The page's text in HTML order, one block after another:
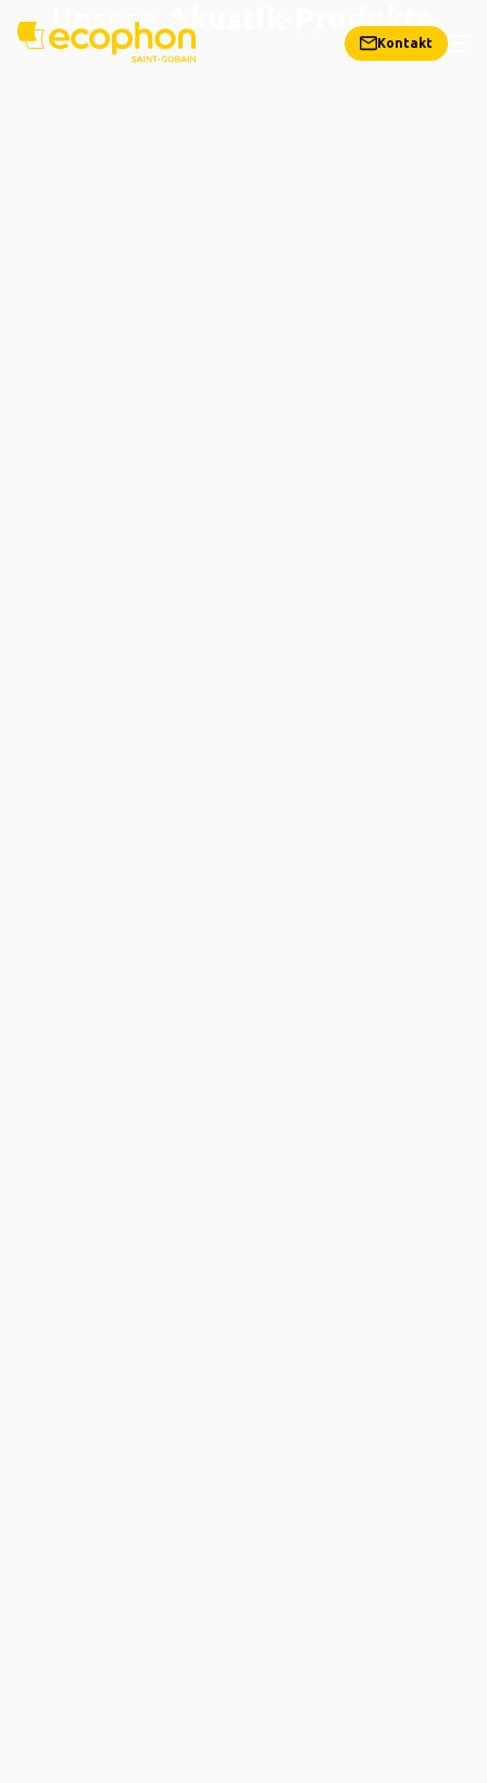
Kontakt
Unsere Akustik-Produkte